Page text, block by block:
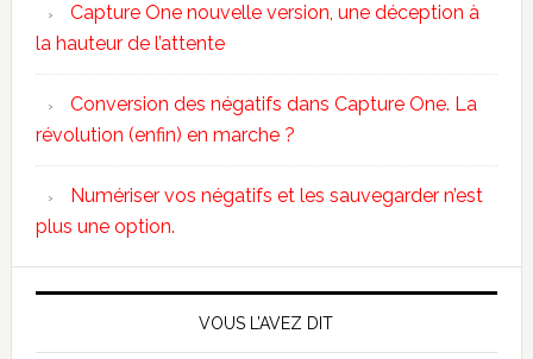
Capture One nouvelle version, une déception à
la hauteur de l’attente
Conversion des négatifs dans Capture One. La
révolution (enfin) en marche ?
Numériser vos négatifs et les sauvegarder n’est
plus une option.
VOUS L’AVEZ DIT